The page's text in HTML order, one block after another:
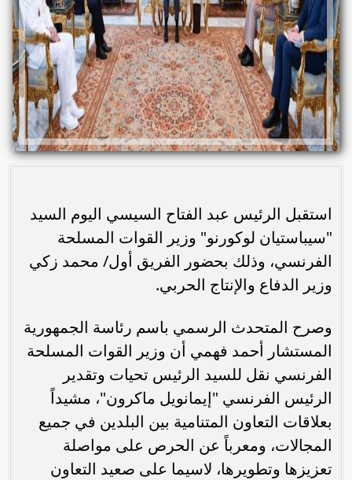
استقبل الرئيس عبد الفتاح السيسي اليوم السيد
"سيباستيان لوكورنو" وزير القوات المسلحة
الفرنسي، وذلك بحضور الفريق أول/ محمد زكي
وزير الدفاع والإنتاج الحربي.
وصرح المتحدث الرسمي باسم رئاسة الجمهورية
المستشار أحمد فهمي أن وزير القوات المسلحة
الفرنسي نقل للسيد الرئيس تحيات وتقدير
الرئيس الفرنسي "إيمانويل ماكرون"، مشيداً
بعلاقات التعاون المتنامية بين البلدين في جميع
المجالات، ومعرباً عن الحرص على مواصلة
تعزيزها وتطويرها، لاسيما على صعيد التعاون